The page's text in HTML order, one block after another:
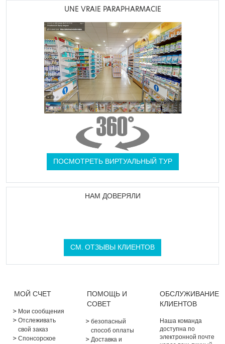
UNE VRAIE PARAPHARMACIE
ПОСМОТРЕТЬ ВИРТУАЛЬНЫЙ ТУР
НАМ ДОВЕРЯЛИ
СМ. ОТЗЫВЫ КЛИЕНТОВ
МОЙ СЧЕТ
Мои сообщения
Отслеживать
свой заказ
Спонсорское
ПОМОЩЬ И
СОВЕТ
безопасный
способ оплаты
Доставка и
ОБСЛУЖИВАНИЕ
КЛИЕНТОВ
Наша команда
доступна по
электронной почте